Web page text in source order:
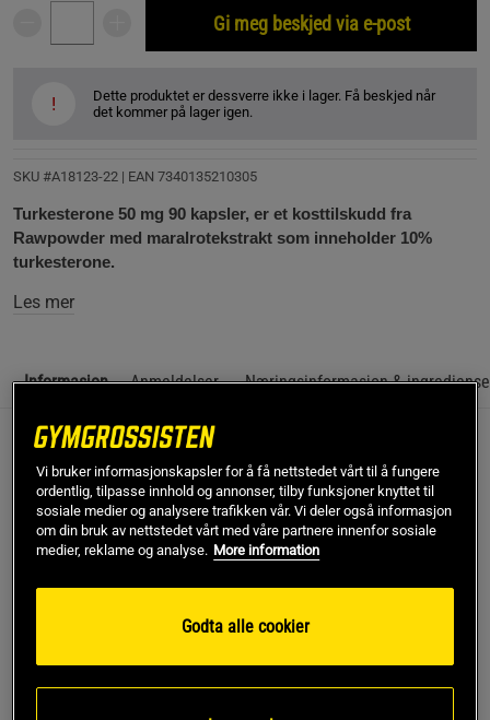
Gi meg beskjed via e-post
!
Dette produktet er dessverre ikke i lager. Få beskjed når
det kommer på lager igen.
SKU #A18123-22 | EAN 7340135210305
Turkesterone 50 mg 90 kapsler, er et kosttilskudd fra
Rawpowder med maralrotekstrakt som inneholder 10%
turkesterone.
Les mer
Informasjon Anmeldelser Næringsinformasjon &
Turkesterone er et interessant supplement å bruke,
spesielt sammen med en bulk. Dette produktet gir
hele 500 mg maralrotekstrakt hvorav 50 mg er ren
turkesterone. For best resultat anbefales den
høyeste dosen.
50 mg turkesterone
Vi bruker informasjonskapsler for å få nettstedet vårt til å fungere
ordentlig, tilpasse innhold og annonser, tilby funksjoner knyttet til
sosiale medier og analysere trafikken vår. Vi deler også informasjon
om din bruk av nettstedet vårt med våre partnere innenfor sosiale
medier, reklame og analyse. More information
Godta alle cookier